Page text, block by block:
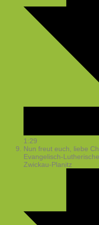
1:29
Nun freut euch, liebe
Evangelisch-
Zwickau-Planitz